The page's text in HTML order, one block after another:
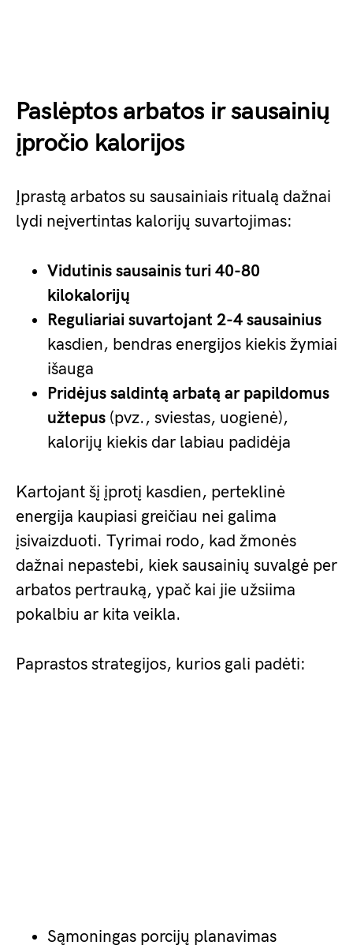
Paslėptos arbatos ir sausainių
įpročio kalorijos
Įprastą arbatos su sausainiais ritualą dažnai
lydi neįvertintas kalorijų suvartojimas:
Vidutinis sausainis turi 40-80
kilokalorijų
Reguliariai suvartojant 2-4 sausainius
kasdien, bendras energijos kiekis žymiai
išauga
Pridėjus saldintą arbatą ar papildomus
užtepus (pvz., sviestas, uogienė),
kalorijų kiekis dar labiau padidėja
Kartojant šį įprotį kasdien, perteklinė
energija kaupiasi greičiau nei galima
įsivaizduoti. Tyrimai rodo, kad žmonės
dažnai nepastebi, kiek sausainių suvalgė per
arbatos pertrauką, ypač kai jie užsiima
pokalbiu ar kita veikla.
Paprastos strategijos, kurios gali padėti:
Sąmoningas porcijų planavimas